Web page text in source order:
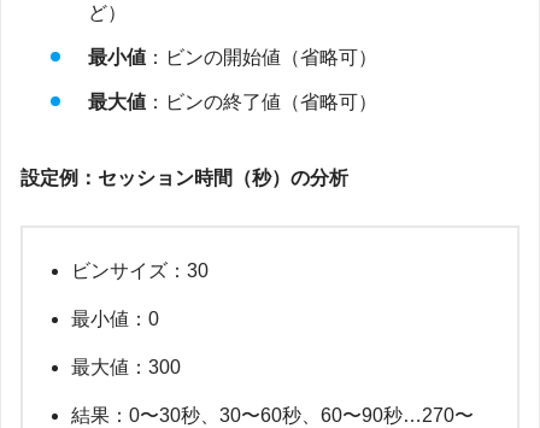
ど）
最小値 ：ビンの開始値（省略可）
最大値 ：ビンの終了値（省略可）
設定例：セッション時間（秒）の分析
ビンサイズ：30
最小値：0
最大値：300
結果：0〜30秒、30〜60秒、60〜90秒…270〜